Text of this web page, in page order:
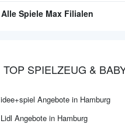
Alle Spiele Max Filialen
TOP SPIELZEUG &
idee+spiel Angebote in Hamburg
Lidl Angebote in Hamburg